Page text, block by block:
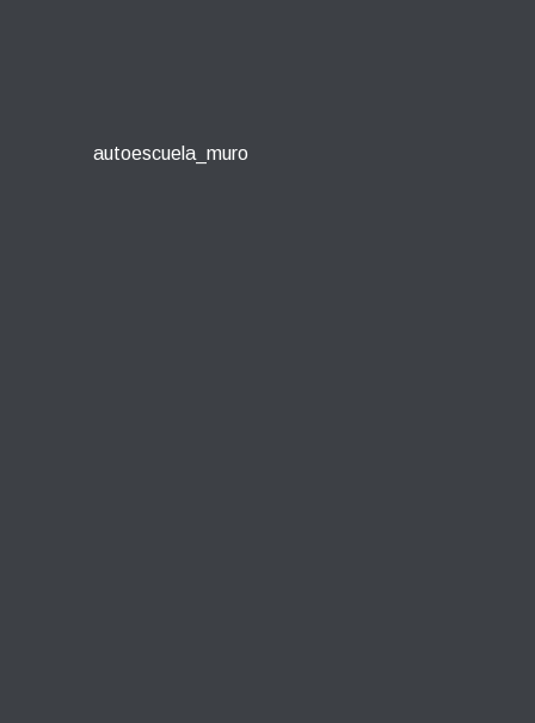
autoescuela_muro